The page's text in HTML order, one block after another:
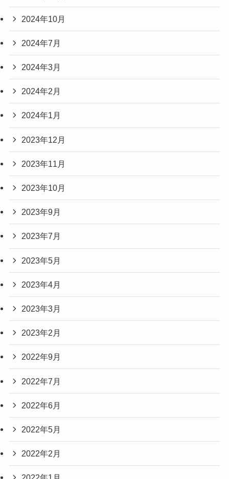
2024年10月
2024年7月
2024年3月
2024年2月
2024年1月
2023年12月
2023年11月
2023年10月
2023年9月
2023年7月
2023年5月
2023年4月
2023年3月
2023年2月
2022年9月
2022年7月
2022年6月
2022年5月
2022年2月